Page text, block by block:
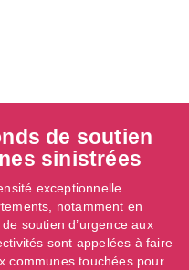
de soutien
sinistrées
exceptionnelle
notamment en
soutien d’urgence aux
sont appelées à faire
communes touchées pour